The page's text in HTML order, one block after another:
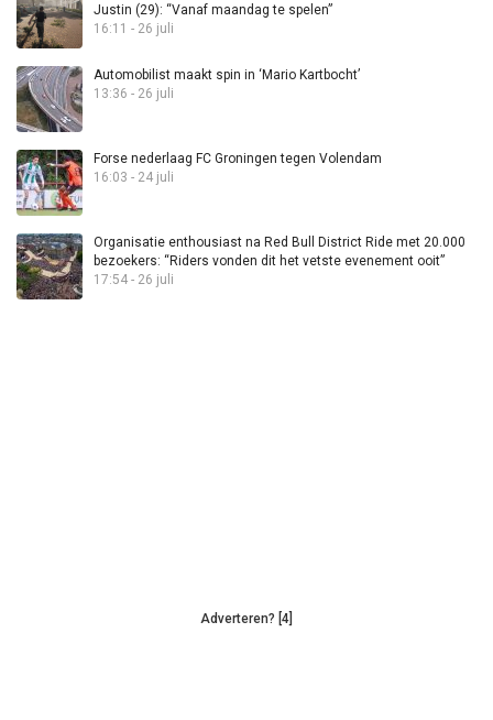
Justin (29): “Vanaf maandag te spelen”
16:11 - 26 juli
Automobilist maakt spin in ‘Mario Kartbocht’
13:36 - 26 juli
Forse nederlaag FC Groningen tegen Volendam
16:03 - 24 juli
Organisatie enthousiast na Red Bull District Ride met 20.000
bezoekers: “Riders vonden dit het vetste evenement ooit”
17:54 - 26 juli
Adverteren? [4]